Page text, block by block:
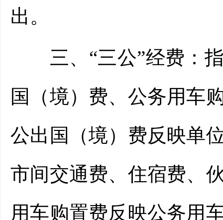
出。
三、“三公”经费：指
国（境）费、公务用车
公出国（境）费反映单
市间交通费、住宿费、
用车购置费反映公务用